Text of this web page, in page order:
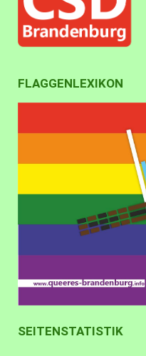
FLAGGENLEXIKON
SEITENSTATISTIK